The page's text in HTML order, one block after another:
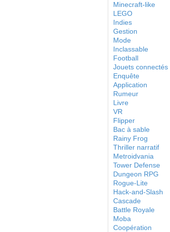
Minecraft-like
LEGO
Indies
Gestion
Mode
Inclassable
Football
Jouets connectés
Enquête
Application
Rumeur
Livre
VR
Flipper
Bac à sable
Rainy Frog
Thriller narratif
Metroidvania
Tower Defense
Dungeon RPG
Rogue-Lite
Hack-and-Slash
Cascade
Battle Royale
Moba
Coopération